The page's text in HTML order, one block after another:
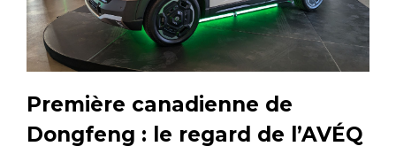
Première canadienne de
Dongfeng : le regard de l’AVÉQ